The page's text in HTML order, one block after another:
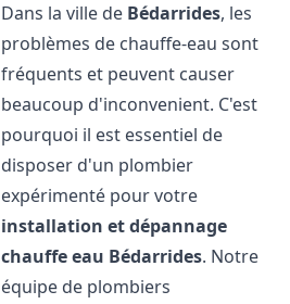
Dans la ville de Bédarrides, les
problèmes de chauffe-eau sont
fréquents et peuvent causer
beaucoup d'inconvenient. C'est
pourquoi il est essentiel de
disposer d'un plombier
expérimenté pour votre
installation et dépannage
chauffe eau Bédarrides. Notre
équipe de plombiers